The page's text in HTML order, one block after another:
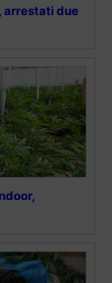
arrestati due